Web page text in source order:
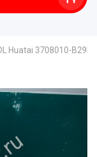
Huatai 3708010-B29D